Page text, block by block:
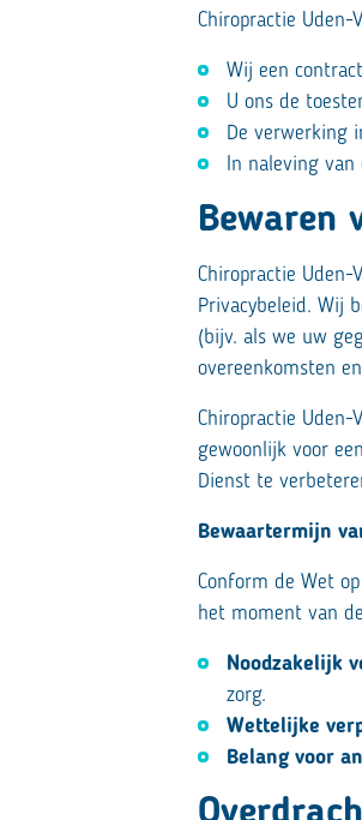
Chiropractie Uden-
Wij een
U ons de
De verwerking
In naleving van
Bewaren
Chiropractie
Privacybeleid. Wij
(bijv. als we uw
overeenkomsten
Chiropractie Uden-
gewoonlijk voor
Dienst te
Bewaartermijn
Conform de Wet
het moment van
Noodzakelijk
zorg.
Wettelijke
Belang voor